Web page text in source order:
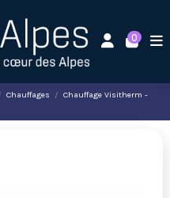
0
Chauffages
Chauffage Visitherm -